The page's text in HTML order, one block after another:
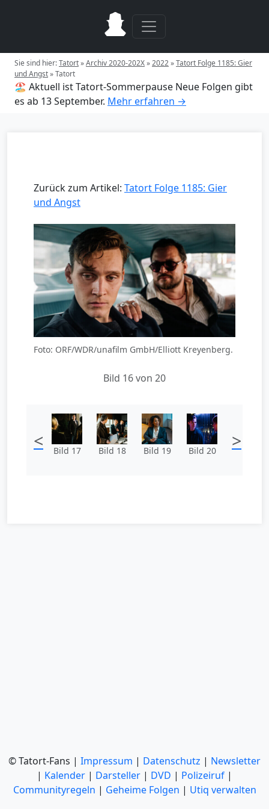
Sie sind hier:Tatort»Archiv 2020-202X»2022»Tatort Folge 1185: Gier
und Angst»Tatort
🏖️ Aktuell ist Tatort-Sommerpause Neue Folgen gibt
es ab 13 September. Mehr erfahren →
Zurück zum Artikel: Tatort Folge 1185: Gier
und Angst
Foto: ORF/WDR/unafilm GmbH/Elliott Kreyenberg.
Bild 16 von 20
< Bild 17 Bild 18 Bild 19 Bild 20 >
© Tatort-Fans | Impressum | Datenschutz | Newsletter
| Kalender | Darsteller | DVD | Polizeiruf |
Communityregeln | Geheime Folgen | Utiq verwalten